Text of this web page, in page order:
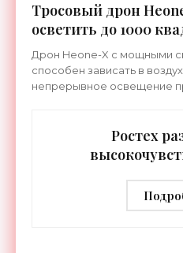
Тросовый дрон
осветить до 1000
земли -
Дрон Heone-X с мощными
способен зависать в
непрерывное освещение
Ростех
дальностью
-